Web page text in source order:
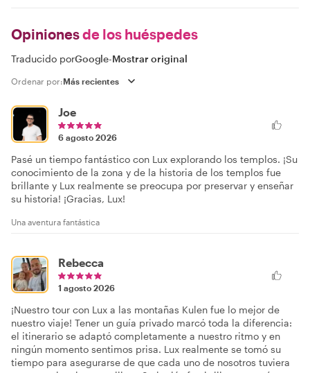
Opinionesde los huéspedes
Traducido porGoogle-Mostrar original
Ordenar por:
Joe
6 agosto 2026
Pasé un tiempo fantástico con Lux explorando los templos. ¡Su
conocimiento de la zona y de la historia de los templos fue
brillante y Lux realmente se preocupa por preservar y enseñar
su historia! ¡Gracias, Lux!
Una aventura fantástica
Rebecca
1 agosto 2026
¡Nuestro tour con Lux a las montañas Kulen fue lo mejor de
nuestro viaje! Tener un guía privado marcó toda la diferencia:
el itinerario se adaptó completamente a nuestro ritmo y en
ningún momento sentimos prisa. Lux realmente se tomó su
tiempo para asegurarse de que cada uno de nosotros tuviera